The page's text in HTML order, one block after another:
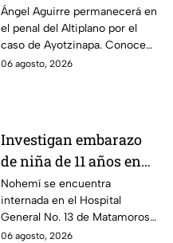
permanecerá Ángel
Aguirre por caso
Ayotzinapa
Ángel Aguirre permanecerá en
el penal del Altiplano por el
caso de Ayotzinapa. Conoce
dónde está, cómo es esta
06 agosto, 2026
Investigan embarazo
de niña de 11 años en
Matamoros,
Tamaulipas; ¿qué pasó
con Nohemí?
Nohemí se encuentra
internada en el Hospital
General No. 13 de Matamoros
tras complicaciones por un
06 agosto, 2026